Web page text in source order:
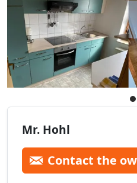
Mr. Hohl
Contact the